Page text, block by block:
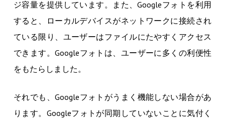
ジ容量を提供しています。また、Googleフォトを利用
すると、ローカルデバイスがネットワークに接続され
ている限り、ユーザーはファイルにたやすくアクセス
できます。Googleフォトは、ユーザーに多くの利便性
をもたらしました。
それでも、Googleフォトがうまく機能しない場合があ
ります。Googleフォトが同期していないことに気付く